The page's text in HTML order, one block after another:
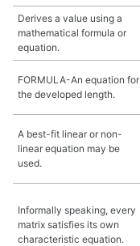
Derives a value using a
mathematical formula or
equation.
FORMULA-An equation for
the developed length.
A best-fit linear or non-
linear equation may be
used.
Informally speaking, every
matrix satisfies its own
characteristic equation.